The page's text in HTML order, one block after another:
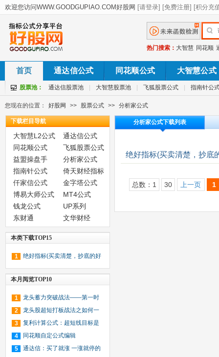
热门搜索： 大智慧 同花顺
首页 通达信公式 同花顺公式 大智慧公式
股票池： 通达信股票池 大智慧股票池 飞狐股票公式 指南针公
您现在的位置： 好股网 >> 股票公式 >> 分析家公式
下载栏目导航
大智慧L2公式
通达信公式
同花顺公式
飞狐股票公式
益盟操盘手
分析家公式
指南针公式
倚天财经指标
仟家信公式
金字塔公式
博易大师公式
MT4公式
钱龙公式
UP系列
东财通
文华财经
本类下载TOP15
1
绝好指标(买卖清楚，抄底的好
指标，副图，附图)
本月阅览TOP10
1
龙头蓄力突破战法——第一时
间介入牛股主升浪捕捉涨停板的技
巧（图解）
2
龙头股超短打板战法之如何一
年内用1万块赚到1个亿（图解）
3
复利计算公式：超短线目标是
一年十倍收益，那每月要赚多少？
4
同花顺自定公式编辑
5
通达信：买了就涨 一涨就停的
分析家公式下载列表
绝好指标(买卖清楚，抄底
总数：1 30 上一页 1